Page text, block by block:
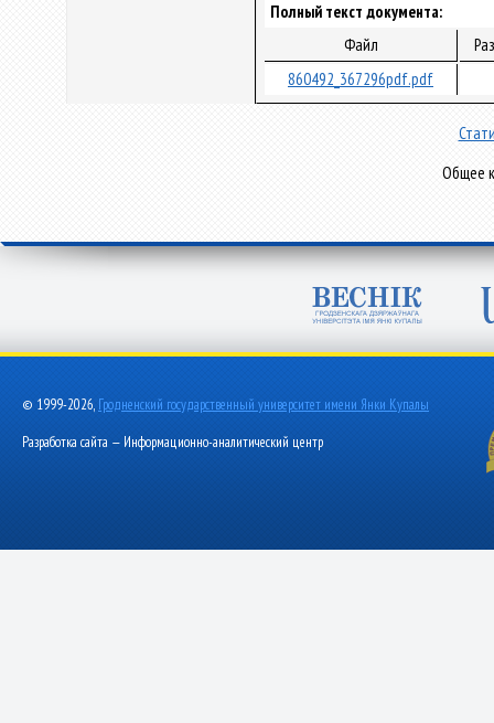
Полный текст документа:
Файл
860492_367296pdf.pdf
Общее
© 1999-2026, Гродненский государственный университет имени Янки Купалы
Разработка сайта — Информационно-аналитический центр